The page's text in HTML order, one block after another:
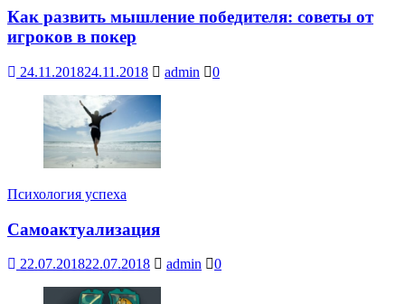
Как развить мышление победителя: советы от
игроков в покер
24.11.201824.11.2018 admin 0
Психология успеха
Самоактуализация
22.07.201822.07.2018 admin 0